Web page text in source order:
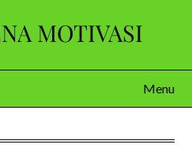
MOTIVASI
Menu